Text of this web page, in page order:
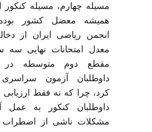
مسیله چهارم، مسیله
همیشه معضل کشور
انجمن ریاضی ایران از
معدل امتحانات نهایی سه
مقطع دوم متوسطه در
داوطلبان آزمون
کرد، چرا که نه فقط ارزیابی
داوطلبان کنکور به عمل
مشکلات ناشی از اضطراب